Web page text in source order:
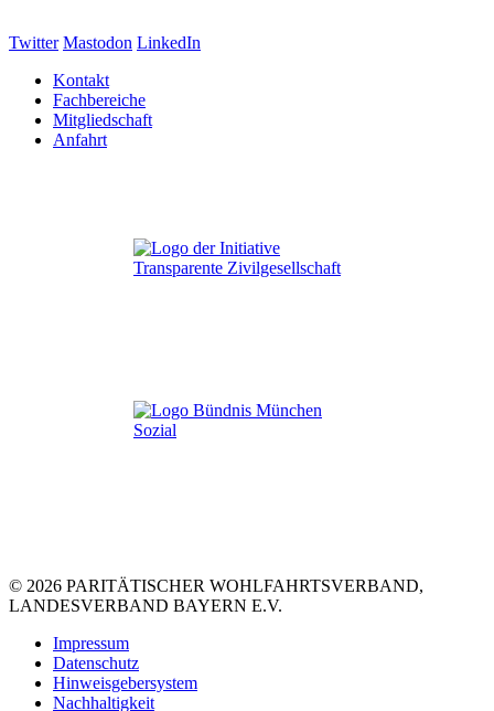
Twitter Mastodon LinkedIn
Kontakt
Fachbereiche
Mitgliedschaft
Anfahrt
© 2026 PARITÄTISCHER WOHLFAHRTSVERBAND,
LANDESVERBAND BAYERN E.V.
Impressum
Datenschutz
Hinweisgebersystem
Nachhaltigkeit